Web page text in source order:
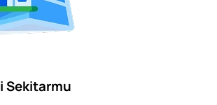
Sekitarmu